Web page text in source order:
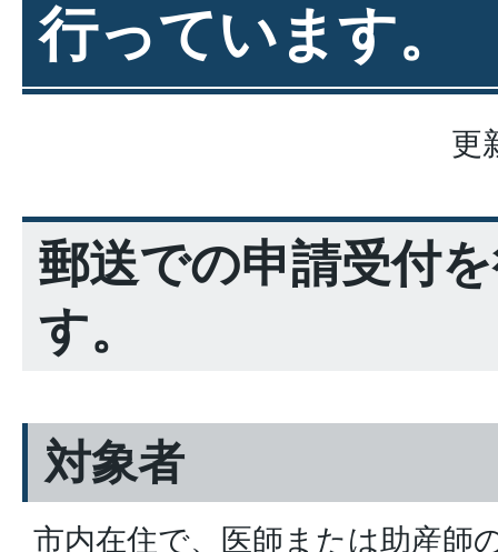
行っています。
更
郵送での申請受付
す。
対象者
市内在住で、医師または助産師